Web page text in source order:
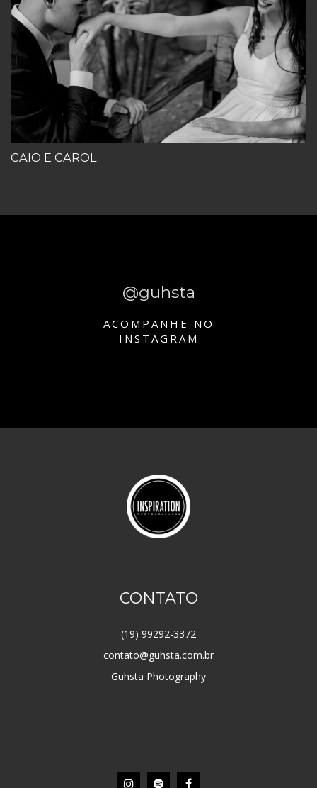
CAIO E CAROL
@guhsta
ACOMPANHE NO
INSTAGRAM
CONTATO
(19) 99292-3372
contato@guhsta.com.br
Guhsta Photography